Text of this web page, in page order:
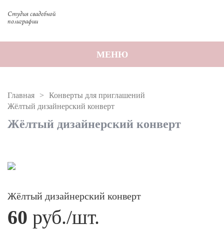
Студия свадебной
полиграфии
МЕНЮ
Главная
Конверты для приглашений
Жёлтый дизайнерский конверт
Жёлтый дизайнерский конверт
Жёлтый дизайнерский конверт
60 руб./шт.